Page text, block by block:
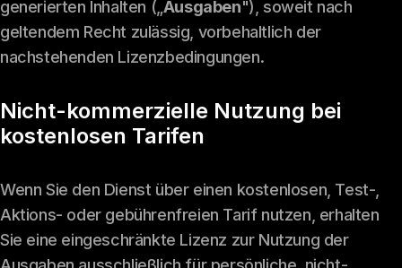
generierten Inhalten („Ausgaben"), soweit nach
geltendem Recht zulässig, vorbehaltlich der
nachstehenden Lizenzbedingungen.
Nicht-kommerzielle Nutzung bei
kostenlosen Tarifen
Wenn Sie den Dienst über einen kostenlosen, Test-,
Aktions- oder gebührenfreien Tarif nutzen, erhalten
Sie eine eingeschränkte Lizenz zur Nutzung der